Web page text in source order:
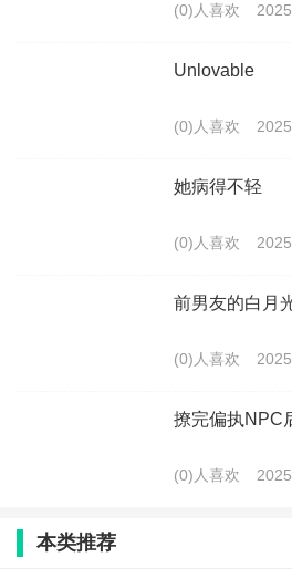
(0)人喜欢
Unlovable
(0)人喜欢
她病得不轻
(0)人喜欢
前男友的白月
(0)人喜欢
撩完偏执NPC
(0)人喜欢
本类推荐